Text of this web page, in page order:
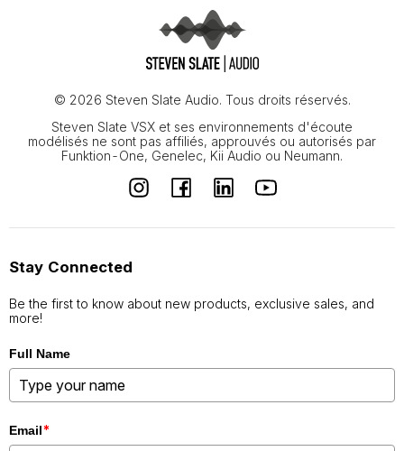
© 2026 Steven Slate Audio. Tous droits réservés.
Steven Slate VSX et ses environnements d'écoute
modélisés ne sont pas affiliés, approuvés ou autorisés par
Funktion-One, Genelec, Kii Audio ou Neumann.
Stay Connected
Be the first to know about new products, exclusive sales, and
more!
Full Name
Email*